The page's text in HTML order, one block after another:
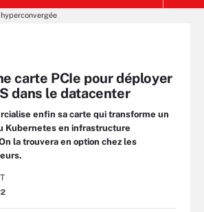
carte PCIe pour déployer
dans le datacenter
enfin sa carte qui transforme un
Kubernetes en infrastructure
la trouvera en option chez les